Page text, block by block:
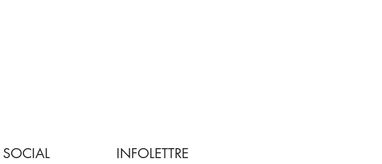
SOCIAL INFOLETTRE